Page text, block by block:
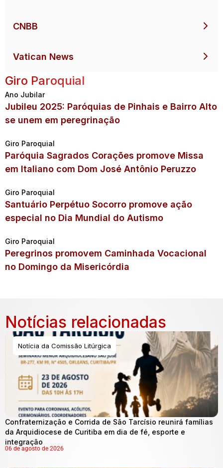
CNBB
Vatican News
Giro Paroquial
Ano Jubilar
Jubileu 2025: Paróquias de Pinhais e Bairro Alto
se unem em peregrinação
Giro Paroquial
Paróquia Sagrados Corações promove Missa
em Italiano com Dom José Antônio Peruzzo
Giro Paroquial
Santuário Perpétuo Socorro promove ação
especial no Dia Mundial do Autismo
Giro Paroquial
Peregrinos promovem Caminhada Vocacional
no Domingo da Misericórdia
Notícias relacionadas
Notícia da Comissão Litúrgica
Confraternização e Corrida de São Tarcísio reunirá famílias
da Arquidiocese de Curitiba em dia de fé, esporte e
integração
06 de agosto de 2026